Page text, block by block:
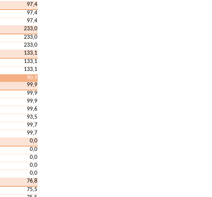
97,4
97,4
97,4
233,0
233,0
233,0
133,1
133,1
133,1
90,9
99,9
99,9
99,9
99,6
93,5
99,7
99,7
0,0
0,0
0,0
0,0
0,0
76,8
75,5